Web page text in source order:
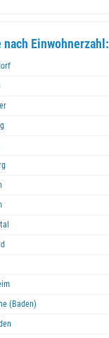
Einwohnerzahl:
(Baden)